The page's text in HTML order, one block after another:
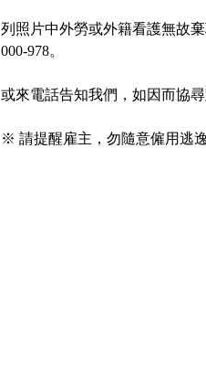
列照片中外勞或外籍看護無故
000-978。
或來電話告知我們，如因而協
※ 請提醒雇主，勿隨意僱用逃